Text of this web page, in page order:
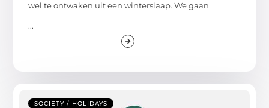
wel te ontwaken uit een winterslaap. We gaan
...
SOCIETY / HOLIDAYS